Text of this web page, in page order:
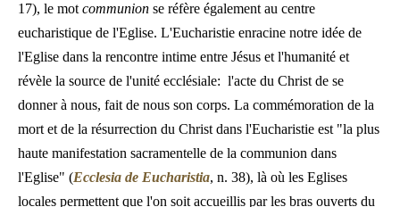
17), le mot communion se réfère également au centre
eucharistique de l'Eglise. L'Eucharistie enracine notre idée de
l'Eglise dans la rencontre intime entre Jésus et l'humanité et
révèle la source de l'unité ecclésiale: l'acte du Christ de se
donner à nous, fait de nous son corps. La commémoration de la
mort et de la résurrection du Christ dans l'Eucharistie est "la plus
haute manifestation sacramentelle de la communion dans
l'Eglise" (Ecclesia de Eucharistia, n. 38), là où les Eglises
locales permettent que l'on soit accueillis par les bras ouverts du